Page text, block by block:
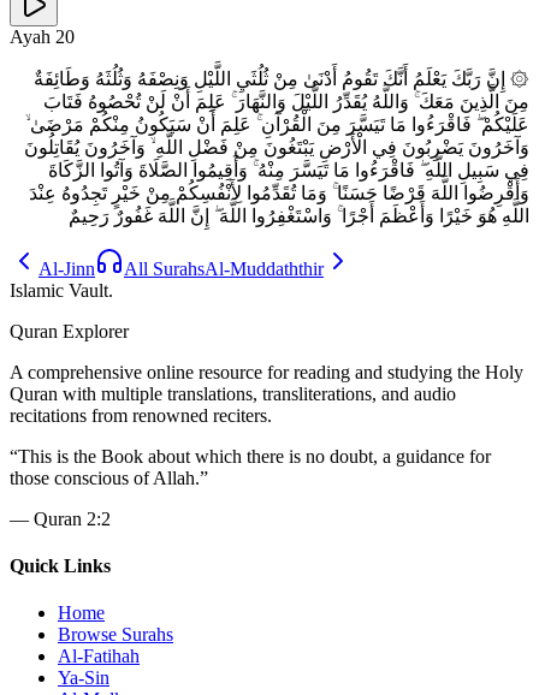
Ayah 20
۞ إِنَّ رَبَّكَ يَعْلَمُ أَنَّكَ تَقُومُ أَدْنَىٰ مِنْ ثُلُثَيِ اللَّيْلِ وَنِصْفَهُ وَثُلُثَهُ وَطَائِفَةٌ
مِنَ الَّذِينَ مَعَكَ ۚ وَاللَّهُ يُقَدِّرُ اللَّيْلَ وَالنَّهَارَ ۚ عَلِمَ أَنْ لَنْ تُحْصُوهُ فَتَابَ
عَلَيْكُمْ ۖ فَاقْرَءُوا مَا تَيَسَّرَ مِنَ الْقُرْآنِ ۚ عَلِمَ أَنْ سَيَكُونُ مِنْكُمْ مَرْضَىٰ ۙ
وَآخَرُونَ يَضْرِبُونَ فِي الْأَرْضِ يَبْتَغُونَ مِنْ فَضْلِ اللَّهِ ۙ وَآخَرُونَ يُقَاتِلُونَ
فِي سَبِيلِ اللَّهِ ۖ فَاقْرَءُوا مَا تَيَسَّرَ مِنْهُ ۚ وَأَقِيمُوا الصَّلَاةَ وَآتُوا الزَّكَاةَ
وَأَقْرِضُوا اللَّهَ قَرْضًا حَسَنًا ۚ وَمَا تُقَدِّمُوا لِأَنْفُسِكُمْ مِنْ خَيْرٍ تَجِدُوهُ عِنْدَ
اللَّهِ هُوَ خَيْرًا وَأَعْظَمَ أَجْرًا ۚ وَاسْتَغْفِرُوا اللَّهَ ۖ إِنَّ اللَّهَ غَفُورٌ رَحِيمٌ
Al-Jinn All SurahsAl-Muddaththir
Islamic Vault.
Quran Explorer
A comprehensive online resource for reading and studying the Holy
Quran with multiple translations, transliterations, and audio
recitations from renowned reciters.
“This is the Book about which there is no doubt, a guidance for
those conscious of Allah.”
— Quran 2:2
Quick Links
Home
Browse Surahs
Al-Fatihah
Ya-Sin